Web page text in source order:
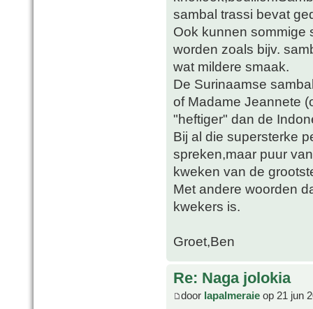
sambal trassi bevat
Ook kunnen sommige
worden zoals bijv.
wat mildere smaak.
De Surinaamse
of Madame Jeannete
"heftiger" dan de
Bij al die supersterke
spreken,maar puur
kweken van de
Met andere woorden
kwekers is.
Groet,Ben
Re: Naga jolokia
door lapalmeraie op 21 jun